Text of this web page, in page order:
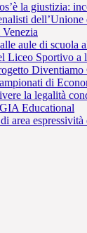
la giustizia:
aule di scuola
Liceo Sportivo a
di
la legalità
Educational
area espressività